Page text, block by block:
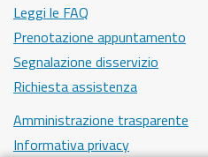
Leggi le FAQ
Prenotazione appuntamento
Segnalazione disservizio
Richiesta assistenza
Amministrazione trasparente
Informativa privacy